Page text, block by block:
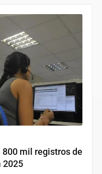
mil registros de
2025